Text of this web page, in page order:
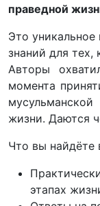
праведной
Это
знаний для тех,
Авторы
момента
жизни. Даются
Что вы найдёте
этапах